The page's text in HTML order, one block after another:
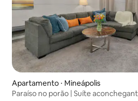
Apartamento ⋅ Mineápolis
Paraíso no porão | Suíte